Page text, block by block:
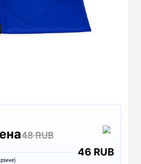
48 RUB
46 RUB